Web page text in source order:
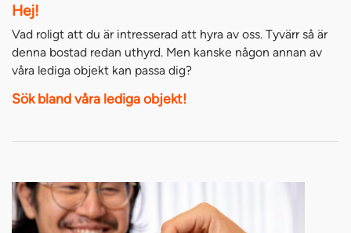
Hej!
Vad roligt att du är intresserad att hyra av oss. Tyvärr så är
denna bostad redan uthyrd. Men kanske någon annan av
våra lediga objekt kan passa dig?
Sök bland våra lediga objekt!